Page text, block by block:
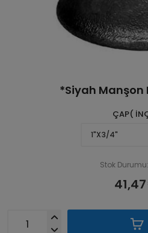
*Siyah Manşon
ÇAP(
Stok Durumu: